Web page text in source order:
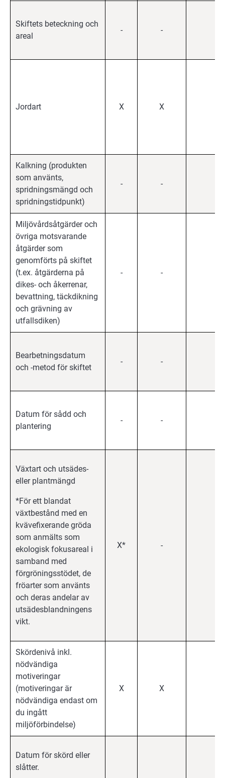
Skiftets beteckning och
areal
- -
Jordart X X
Kalkning (produkten
som använts,
spridningsmängd och
spridningstidpunkt)
- -
Miljövårdsåtgärder och
övriga motsvarande
åtgärder som
genomförts på skiftet
(t.ex. åtgärderna på
dikes- och åkerrenar,
bevattning, täckdikning
och grävning av
utfallsdiken)
- -
Bearbetningsdatum
och -metod för skiftet
- -
Datum för sådd och
plantering
- -
Växtart och utsädes-
eller plantmängd
*För ett blandat
växtbestånd med en
kvävefixerande gröda
som anmälts som
ekologisk fokusareal i
samband med
förgröningsstödet, de
fröarter som använts
och deras andelar av
utsädesblandningens
vikt.
X* -
Skördenivå inkl.
nödvändiga
motiveringar
(motiveringar är
nödvändiga endast om
du ingått
miljöförbindelse)
X X
Datum för skörd eller
slåtter.